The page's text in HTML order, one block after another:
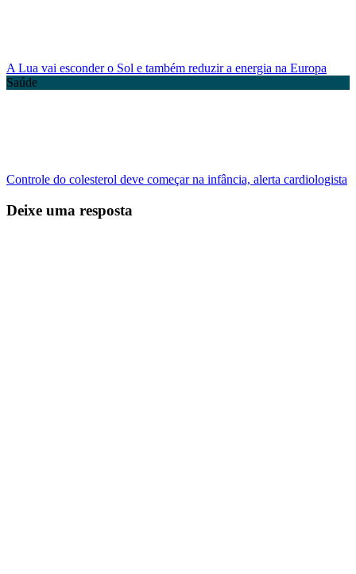
A Lua vai esconder o Sol e também reduzir a energia na Europa
Saúde
Controle do colesterol deve começar na infância, alerta cardiologista
Deixe uma resposta